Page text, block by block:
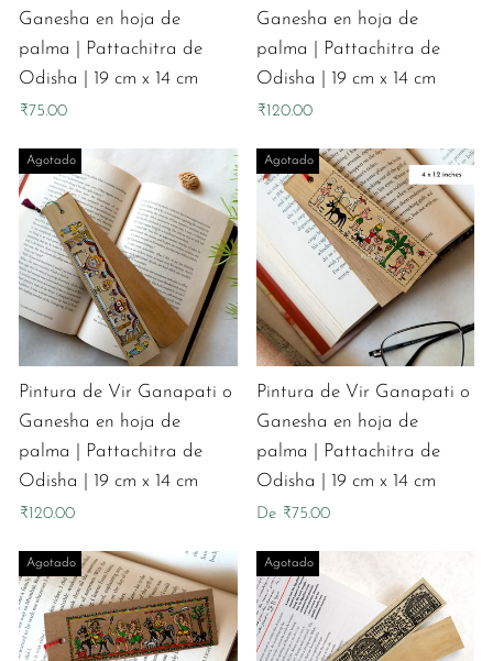
Ganesha en hoja de
palma | Pattachitra de
Odisha | 19 cm x 14 cm
₹75.00
Ganesha en hoja de
palma | Pattachitra de
Odisha | 19 cm x 14 cm
₹120.00
Agotado
Pintura de Vir Ganapati o
Ganesha en hoja de
palma | Pattachitra de
Odisha | 19 cm x 14 cm
₹120.00
Agotado
Pintura de Vir Ganapati o
Ganesha en hoja de
palma | Pattachitra de
Odisha | 19 cm x 14 cm
De ₹75.00
Agotado Agotado